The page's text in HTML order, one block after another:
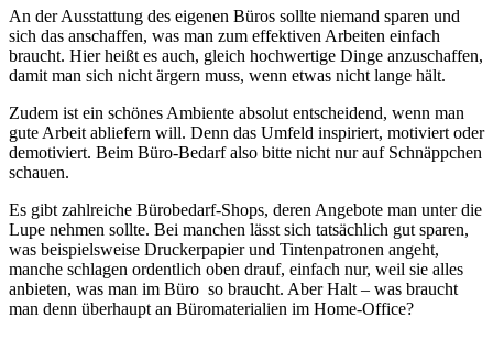
An der Ausstattung des eigenen Büros sollte niemand sparen und
sich das anschaffen, was man zum effektiven Arbeiten einfach
braucht. Hier heißt es auch, gleich hochwertige Dinge anzuschaffen,
damit man sich nicht ärgern muss, wenn etwas nicht lange hält.
Zudem ist ein schönes Ambiente absolut entscheidend, wenn man
gute Arbeit abliefern will. Denn das Umfeld inspiriert, motiviert oder
demotiviert. Beim Büro-Bedarf also bitte nicht nur auf Schnäppchen
schauen.
Es gibt zahlreiche Bürobedarf-Shops, deren Angebote man unter die
Lupe nehmen sollte. Bei manchen lässt sich tatsächlich gut sparen,
was beispielsweise Druckerpapier und Tintenpatronen angeht,
manche schlagen ordentlich oben drauf, einfach nur, weil sie alles
anbieten, was man im Büro so braucht. Aber Halt – was braucht
man denn überhaupt an Büromaterialien im Home-Office?